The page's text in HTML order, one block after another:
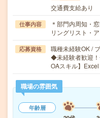
交通費支給あり
仕事内容
＊部門内周知・
リングリスト・
応募資格
職種未経験OK /
◆未経験者歓迎
OAスキル】
職場の雰囲気
年齢層